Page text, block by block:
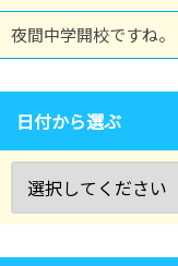
夜間中学開校ですね。
日付から選ぶ